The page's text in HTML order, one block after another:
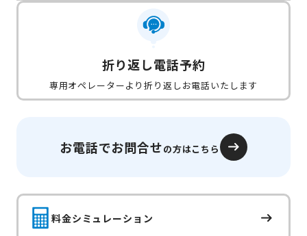
折り返し電話予約
専用オペレーターより折り返しお電話いたします
お電話でお問合せの方はこちら
料金シミュレーション